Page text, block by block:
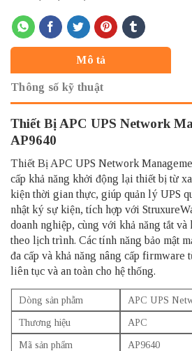
Mô tả
Thông số kỹ thuật
Thiết Bị APC UPS Network
AP9640
Thiết Bị APC UPS Network
cấp khả năng khởi động lại thiết bị từ
kiện thời gian thực, giúp quản lý UPS
nhật ký sự kiện, tích hợp với
doanh nghiệp, cùng với khả năng tắt
theo lịch trình. Các tính năng bảo mật
đa cấp và khả năng nâng cấp firmware
liên tục và an toàn cho hệ thống.
Dòng sản phẫm
APC UPS
Thương hiệu
APC
Mã sản phẩm
AP9640